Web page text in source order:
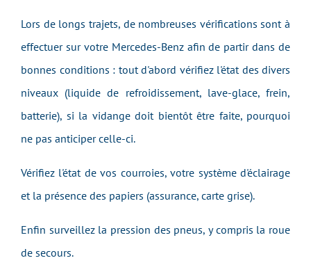
Lors de longs trajets, de nombreuses vérifications sont à
effectuer sur votre Mercedes-Benz afin de partir dans de
bonnes conditions : tout d'abord vérifiezl'état des divers
niveaux (liquide de refroidissement, lave-glace, frein,
batterie), si la vidange doit bientôt être faite, pourquoi
ne pas anticiper celle-ci.
Vérifiez l'étatde vos courroies, votre système d'éclairage
et la présence des papiers (assurance, carte grise).
Enfin surveillez la pression des pneus, y compris la roue
de secours.